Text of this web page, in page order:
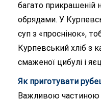
багато прикрашеній
обрядами. У
суп з «проснінок»,
Курпевський хліб з
смаженої цибулі і
Як приготувати
Важливою частиною